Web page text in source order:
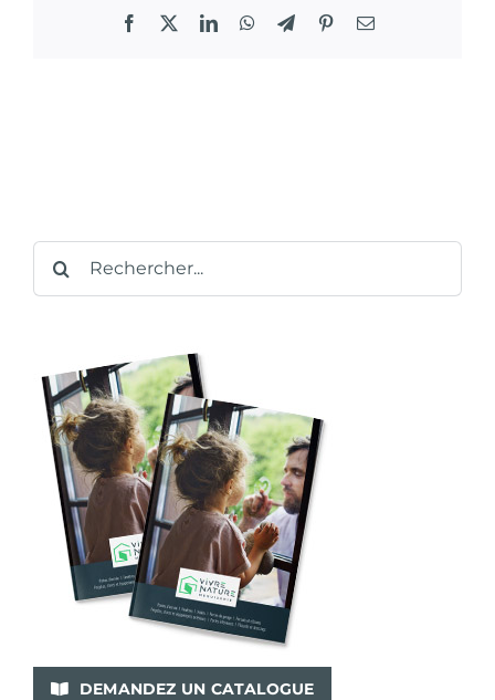
Facebook LinkedInWhatsApp
TelegramPinterestEmail
Rechercher:
DEMANDEZ UN CATALOGUE